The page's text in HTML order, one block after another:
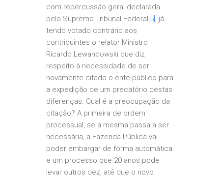
com repercussão geral declarada
pelo Supremo Tribunal Federal [5] , já
tendo votado contrário aos
contribuintes o relator Ministro
Ricardo Lewandowski que diz
respeito à necessidade de ser
novamente citado o ente-público para
a expedição de um precatório destas
diferenças. Qual é a preocupação da
citação? A primeira de ordem
processual, se a mesma passa a ser
necessária, a Fazenda Pública vai
poder embargar de forma automática
e um processo que 20 anos pode
levar outros dez, até que o novo